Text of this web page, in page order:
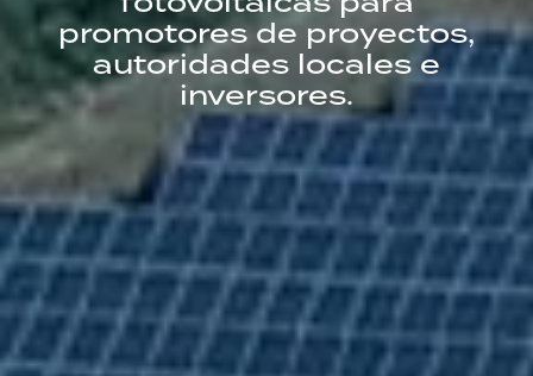
promotores de proyectos,
autoridades locales e
inversores.